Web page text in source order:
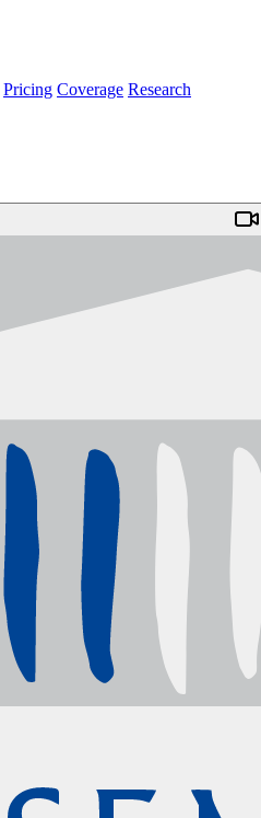
Pricing Coverage Research